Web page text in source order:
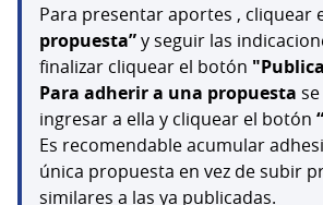
Para presentar aportes , cliquear
propuesta”y seguir las
finalizar cliquear el botón
Para adherir a una propuesta
ingresar a ella y cliquear el botón
Es recomendable acumular
única propuesta en vez de subir
similares a las ya publicadas.